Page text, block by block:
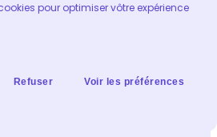
pour optimiser vôtre expérience
Refuser Voir les préférences